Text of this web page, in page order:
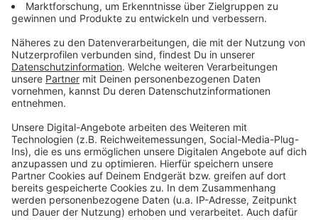
Video anzusehen.
Akzeptieren
powered byUsercentrics Consent
OneRepublic - I Ain’t Worried (From “Top Gun:
Maverick”) [Official Music Video]
Anzeige
Anzeige